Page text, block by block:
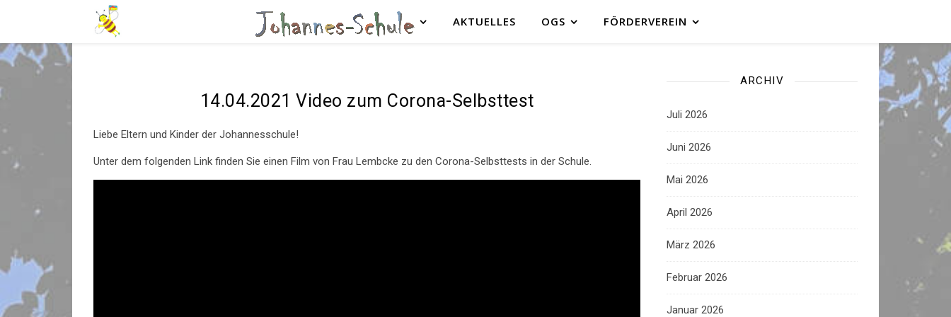
AKTUELLES OGS FÖRDERVEREIN
14.04.2021 Video zum Corona-Selbsttest
Liebe Eltern und Kinder der Johannesschule!
Unter dem folgenden Link finden Sie einen Film von Frau Lembcke zu den Corona-Selbsttests in der Schule.
ARCHIV
Juli 2026
Juni 2026
Mai 2026
April 2026
März 2026
Februar 2026
Januar 2026